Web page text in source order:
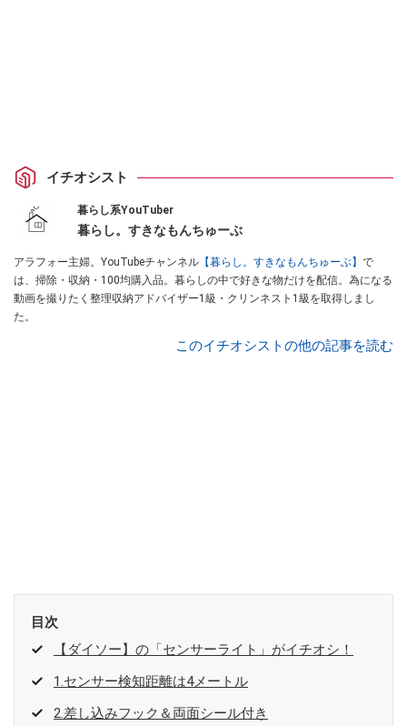
イチオシスト
暮らし系YouTuber
暮らし。すきなもんちゅーぶ
アラフォー主婦。YouTubeチャンネル 【暮らし。すきなもんちゅーぶ】 で
は、掃除・収納・100均購入品。暮らしの中で好きな物だけを配信。為になる
動画を撮りたく整理収納アドバイザー1級・クリンネスト1級を取得しまし
た。
このイチオシストの他の記事を読む
目次
【ダイソー】の「センサーライト」がイチオシ！
1.センサー検知距離は4メートル
2.差し込みフック＆両面シール付き